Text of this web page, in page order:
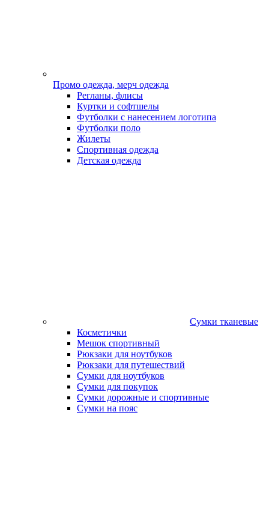
Промо одежда, мерч одежда
Регланы, флисы
Куртки и софтшелы
Футболки с нанесением логотипа
Футболки поло
Жилеты
Спортивная одежда
Детская одежда
Сумки тканевые
Косметички
Мешок спортивный
Рюкзаки для ноутбуков
Рюкзаки для путешествий
Сумки для ноутбуков
Сумки для покупок
Сумки дорожные и спортивные
Сумки на пояс